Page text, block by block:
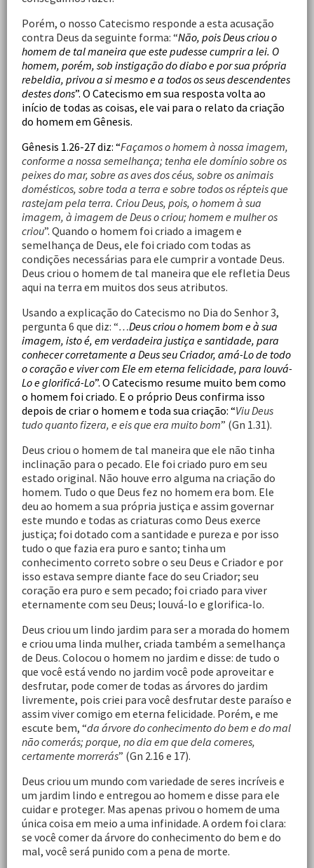
Porém, o nosso Catecismo responde a esta acusação
contra Deus da seguinte forma: “Não, pois Deus criou o
homem de tal maneira que este pudesse cumprir a lei. O
homem, porém, sob instigação do diabo e por sua própria
rebeldia, privou a si mesmo e a todos os seus descendentes
destes dons”. O Catecismo em sua resposta volta ao
início de todas as coisas, ele vai para o relato da criação
do homem em Gênesis.
Gênesis 1.26-27 diz: “Façamos o homem à nossa imagem,
conforme a nossa semelhança; tenha ele domínio sobre os
peixes do mar, sobre as aves dos céus, sobre os animais
domésticos, sobre toda a terra e sobre todos os répteis que
rastejam pela terra. Criou Deus, pois, o homem à sua
imagem, à imagem de Deus o criou; homem e mulher os
criou”. Quando o homem foi criado a imagem e
semelhança de Deus, ele foi criado com todas as
condições necessárias para ele cumprir a vontade Deus.
Deus criou o homem de tal maneira que ele refletia Deus
aqui na terra em muitos dos seus atributos.
Usando a explicação do Catecismo no Dia do Senhor 3,
pergunta 6 que diz: “…Deus criou o homem bom e à sua
imagem, isto é, em verdadeira justiça e santidade, para
conhecer corretamente a Deus seu Criador, amá-Lo de todo
o coração e viver com Ele em eterna felicidade, para louvá-
Lo e glorificá-Lo”. O Catecismo resume muito bem como
o homem foi criado. E o próprio Deus confirma isso
depois de criar o homem e toda sua criação: “Viu Deus
tudo quanto fizera, e eis que era muito bom” (Gn 1.31).
Deus criou o homem de tal maneira que ele não tinha
inclinação para o pecado. Ele foi criado puro em seu
estado original. Não houve erro alguma na criação do
homem. Tudo o que Deus fez no homem era bom. Ele
deu ao homem a sua própria justiça e assim governar
este mundo e todas as criaturas como Deus exerce
justiça; foi dotado com a santidade e pureza e por isso
tudo o que fazia era puro e santo; tinha um
conhecimento correto sobre o seu Deus e Criador e por
isso estava sempre diante face do seu Criador; seu
coração era puro e sem pecado; foi criado para viver
eternamente com seu Deus; louvá-lo e glorifica-lo.
Deus criou um lindo jardim para ser a morada do homem
e criou uma linda mulher, criada também a semelhança
de Deus. Colocou o homem no jardim e disse: de tudo o
que você está vendo no jardim você pode aproveitar e
desfrutar, pode comer de todas as árvores do jardim
livremente, pois criei para você desfrutar deste paraíso e
assim viver comigo em eterna felicidade. Porém, e me
escute bem, “da árvore do conhecimento do bem e do mal
não comerás; porque, no dia em que dela comeres,
certamente morrerás” (Gn 2.16 e 17).
Deus criou um mundo com variedade de seres incríveis e
um jardim lindo e entregou ao homem e disse para ele
cuidar e proteger. Mas apenas privou o homem de uma
única coisa em meio a uma infinidade. A ordem foi clara:
se você comer da árvore do conhecimento do bem e do
mal, você será punido com a pena de morte.